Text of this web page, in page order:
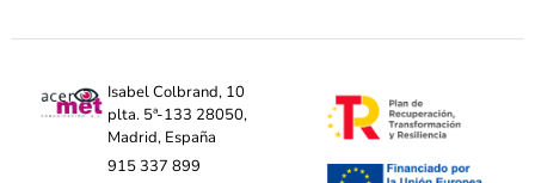
Isabel Colbrand, 10
plta. 5ª-133 28050,
Madrid, España
915 337 899